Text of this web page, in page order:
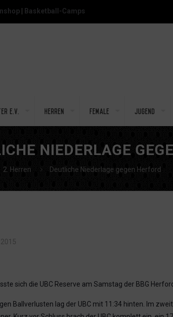
Basketball-Camps
e.V. Herren Female Jugend
NIEDERLAGE
2. Herren Deutliche Niederlage gegen Herford
sich die UBC Reserve am Samstag der BBG
Ballverlusten lag der UBC mit 11:34 hinten. Im